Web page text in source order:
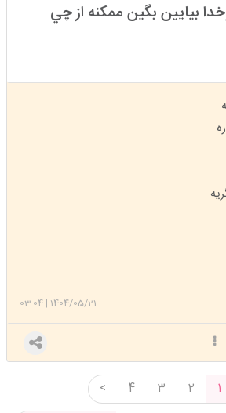
تعداد پست: 15729
بيايين بگين ممكنه از چي
1404/05/21
|
03:04
1
2
3
4
<